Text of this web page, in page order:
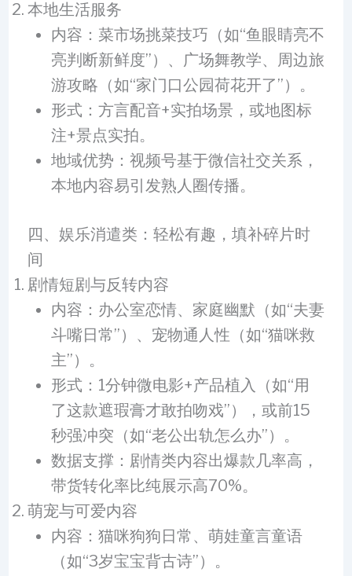
本地生活服务
内容：菜市场挑菜技巧（如“鱼眼睛亮不
亮判断新鲜度”）、广场舞教学、周边旅
游攻略（如“家门口公园荷花开了”）。
形式：方言配音+实拍场景，或地图标
注+景点实拍。
地域优势：视频号基于微信社交关系，
本地内容易引发熟人圈传播。
四、娱乐消遣类：轻松有趣，填补碎片时
间
剧情短剧与反转内容
内容：办公室恋情、家庭幽默（如“夫妻
斗嘴日常”）、宠物通人性（如“猫咪救
主”）。
形式：1分钟微电影+产品植入（如“用
了这款遮瑕膏才敢拍吻戏”），或前15
秒强冲突（如“老公出轨怎么办”）。
数据支撑：剧情类内容出爆款几率高，
带货转化率比纯展示高70%。
萌宠与可爱内容
内容：猫咪狗狗日常、萌娃童言童语
（如“3岁宝宝背古诗”）。